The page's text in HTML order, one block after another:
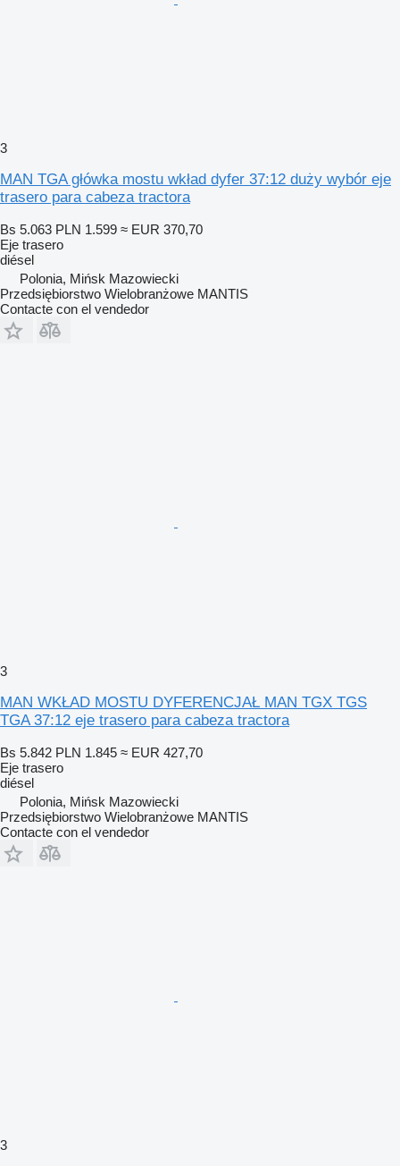
3
MAN TGA główka mostu wkład dyfer 37:12 duży wybór eje
trasero para cabeza tractora
Bs 5.063 PLN 1.599 ≈ EUR 370,70
Eje trasero
diésel
Polonia, Mińsk Mazowiecki
Przedsiębiorstwo Wielobranżowe MANTIS
Contacte con el vendedor
3
MAN WKŁAD MOSTU DYFERENCJAŁ MAN TGX TGS
TGA 37:12 eje trasero para cabeza tractora
Bs 5.842 PLN 1.845 ≈ EUR 427,70
Eje trasero
diésel
Polonia, Mińsk Mazowiecki
Przedsiębiorstwo Wielobranżowe MANTIS
Contacte con el vendedor
3